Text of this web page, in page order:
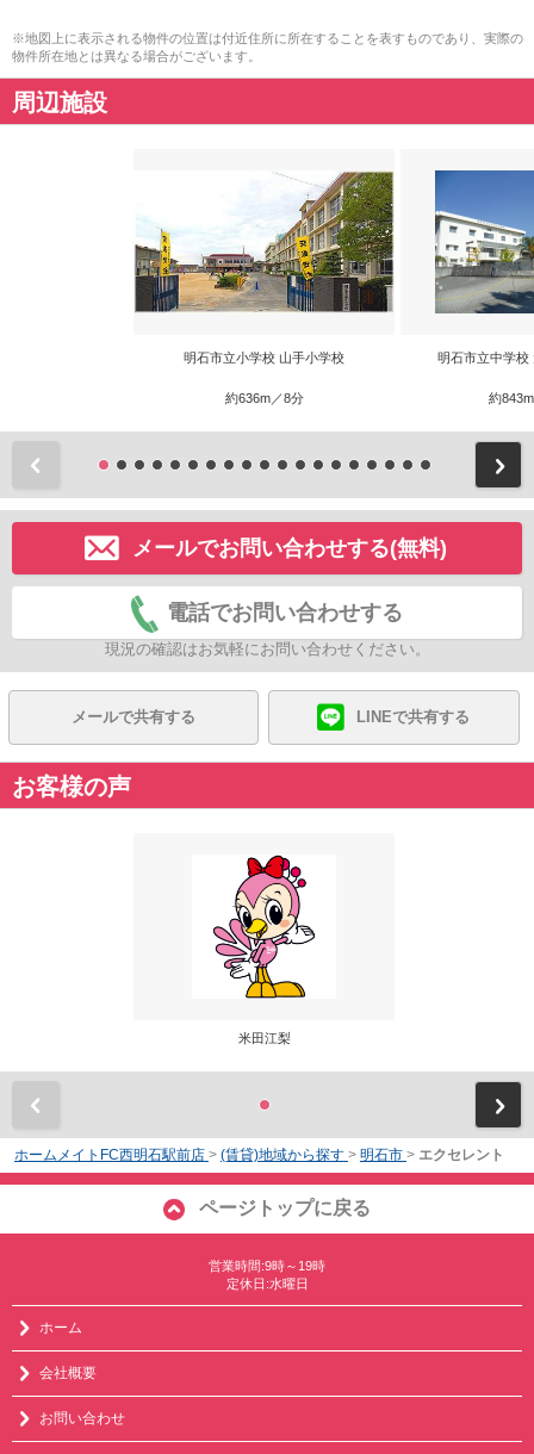
※地図上に表示される物件の位置は付近住所に所在することを表すものであり、実際の
物件所在地とは異なる場合がございます。
周辺施設
明石市立小学校 山手小学校
約636m／8分
明石市立中学校
約
メールでお問い合わせする(無料)
電話でお問い合わせする
現況の確認はお気軽にお問い合わせください。
メールで共有する LINEで共有する
お客様の声
米田江梨
ホームメイトFC西明石駅前店 > (賃貸)地域から探す > 明石市 > エクセレント
ページトップに戻る
営業時間:9時～19時
定休日:水曜日
ホーム
会社概要
お問い合わせ